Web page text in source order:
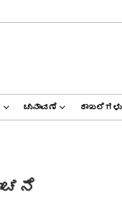
ಚುನಾವಣೆ ದಾಖಲೆಗಳು